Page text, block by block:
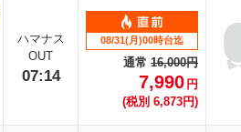
ハマナス
OUT
07:14
08/31(月)00時台迄
通常 16,000円
7,990円
(税別 6,873円)